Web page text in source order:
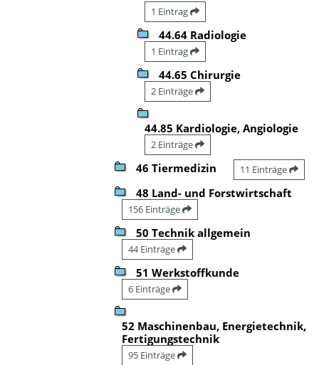
1 Eintrag
44.64 Radiologie
1 Eintrag
44.65 Chirurgie
2 Einträge
44.85 Kardiologie, Angiologie
2 Einträge
46 Tiermedizin 11 Einträge
48 Land- und Forstwirtschaft
156 Einträge
50 Technik allgemein
44 Einträge
51 Werkstoffkunde
6 Einträge
52 Maschinenbau, Energietechnik,
Fertigungstechnik
95 Einträge